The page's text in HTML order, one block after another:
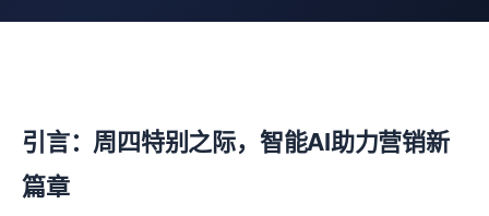
引言：周四特别之际，智能AI助力营销新
篇章